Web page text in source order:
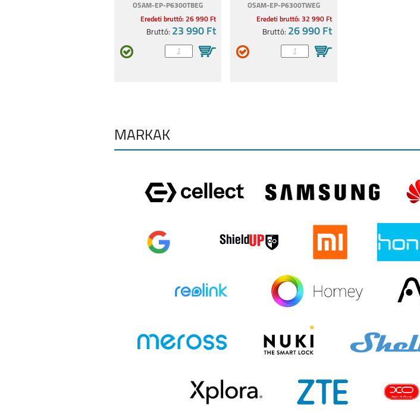
OSAM-EP-P6300TBEG
Eredeti bruttó: 26 990 Ft
Bruttó: 23 990 Ft
OSAM-EP-P6300TWEG
Eredeti bruttó: 32 990 Ft
Bruttó: 26 990 Ft
MÁRKÁK